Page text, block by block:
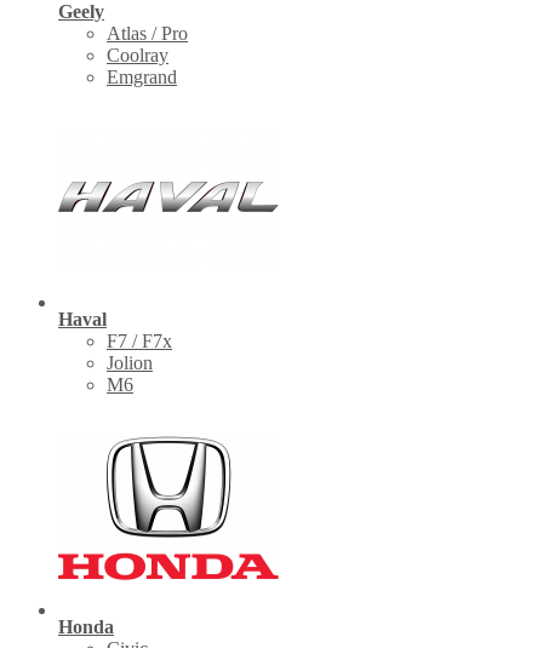
Geely
Atlas / Pro
Coolray
Emgrand
Haval
F7 / F7x
Jolion
M6
Honda